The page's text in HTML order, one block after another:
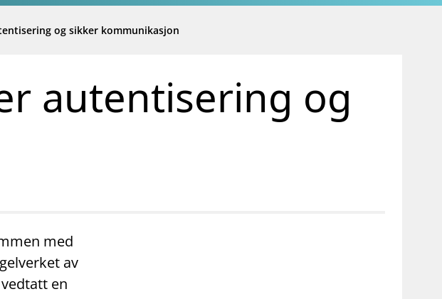
og sikker kommunikasjon
autentisering og
med
av
en